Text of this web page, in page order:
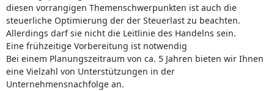
diesen vorrangigen Themenschwerpunkten ist auch die
steuerliche Optimierung der der Steuerlast zu beachten.
Allerdings darf sie nicht die Leitlinie des Handelns sein.
Eine frühzeitige Vorbereitung ist notwendig
Bei einem Planungszeitraum von ca. 5 Jahren bieten wir Ihnen
eine Vielzahl von Unterstützungen in der
Unternehmensnachfolge an.